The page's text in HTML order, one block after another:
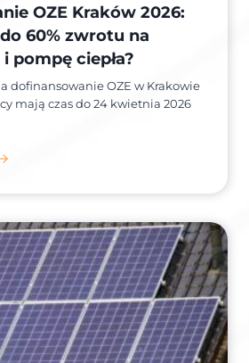
OZE Kraków 2026:
60% zwrotu na
pompę ciepła?
dofinansowanie OZE w Krakowie
mają czas do 24 kwietnia 2026